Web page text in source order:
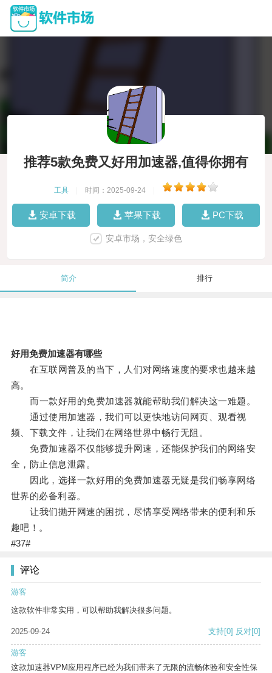
推荐5款免费又好用加速器,值得你拥有
工具 时间：2025-09-24
安卓下载 苹果下载 PC下载
安卓市场，安全绿色
简介 排行
好用免费加速器有哪些
在互联网普及的当下，人们对网络速度的要求也越来越
高。
而一款好用的免费加速器就能帮助我们解决这一难题。
通过使用加速器，我们可以更快地访问网页、观看视
频、下载文件，让我们在网络世界中畅行无阻。
免费加速器不仅能够提升网速，还能保护我们的网络安
全，防止信息泄露。
因此，选择一款好用的免费加速器无疑是我们畅享网络
世界的必备利器。
让我们抛开网速的困扰，尽情享受网络带来的便利和乐
趣吧！。
#37#
评论
游客
这款软件非常实用，可以帮助我解决很多问题。
2025-09-24 支持[0] 反对[0]
游客
这款加速器VPM应用程序已经为我们带来了无限的流畅体验和安全性保